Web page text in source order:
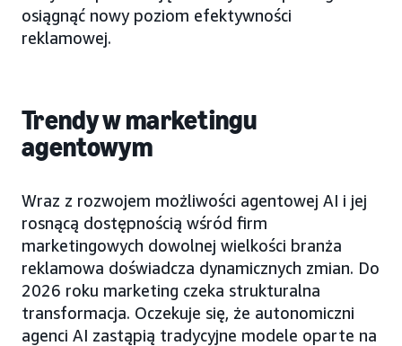
osiągnąć nowy poziom efektywności
reklamowej.
Trendy w marketingu
agentowym
Wraz z rozwojem możliwości agentowej AI i jej
rosnącą dostępnością wśród firm
marketingowych dowolnej wielkości branża
reklamowa doświadcza dynamicznych zmian. Do
2026 roku marketing czeka strukturalna
transformacja. Oczekuje się, że autonomiczni
agenci AI zastąpią tradycyjne modele oparte na